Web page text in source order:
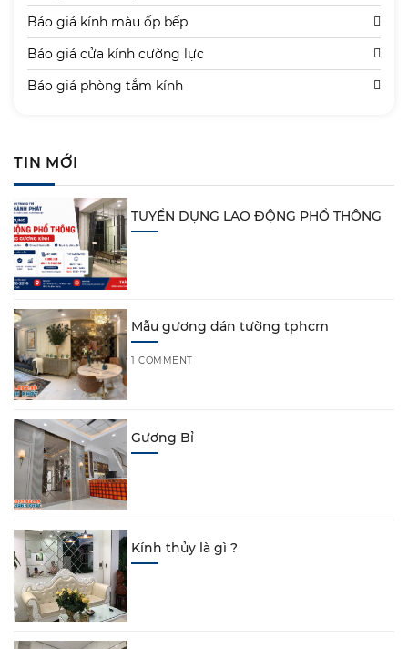
Báo giá kính màu ốp bếp
Báo giá cửa kính cường lực
Báo giá phòng tắm kính
TIN MỚI
TUYỂN DỤNG LAO ĐỘNG PHỔ THÔNG
Mẫu gương dán tường tphcm
1 COMMENT
Gương Bỉ
Kính thủy là gì ?